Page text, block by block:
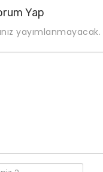
Yap
yayımlanmayacak.